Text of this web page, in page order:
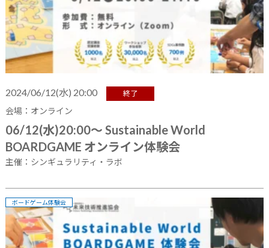
2024/06/12(水) 20:00 終了
会場：オンライン
06/12(水)20:00～ Sustainable World
BOARDGAME オンライン体験会
主催：シンギュラリティ・ラボ
ボードゲーム体験会